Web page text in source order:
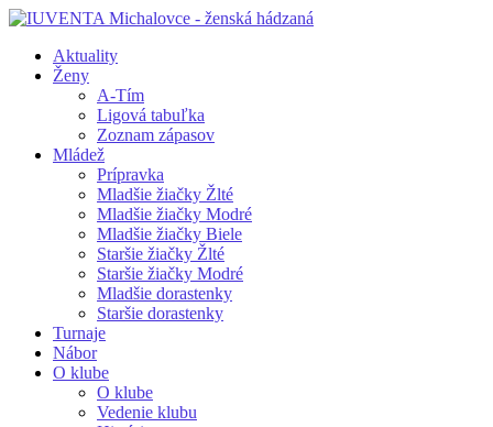
Aktuality
Ženy
A-Tím
Ligová tabuľka
Zoznam zápasov
Mládež
Prípravka
Mladšie žiačky Žlté
Mladšie žiačky Modré
Mladšie žiačky Biele
Staršie žiačky Žlté
Staršie žiačky Modré
Mladšie dorastenky
Staršie dorastenky
Turnaje
Nábor
O klube
O klube
Vedenie klubu